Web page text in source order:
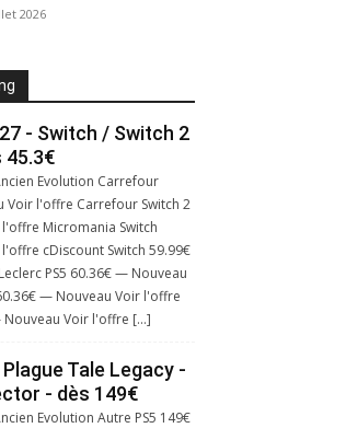
2026
- Switch / Switch 2
45.3€
Evolution Carrefour
Voir l'offre Carrefour Switch 2
Micromania Switch
cDiscount Switch 59.99€
PS5 60.36€ — Nouveau
— Nouveau Voir l'offre
Nouveau Voir l'offre […]
Tale Legacy -
- dès 149€
Evolution Autre PS5 149€